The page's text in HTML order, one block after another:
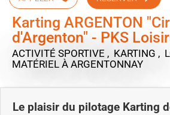
Karting ARGENTON
d'Argenton" - PKS
ACTIVITÉ SPORTIVE , KARTING ,
MATÉRIEL À ARGENTONNAY
Le plaisir du pilotage Karting